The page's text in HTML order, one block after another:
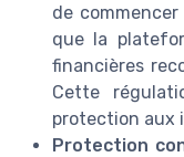
de
que la
financières
Cette
protection aux
Protection